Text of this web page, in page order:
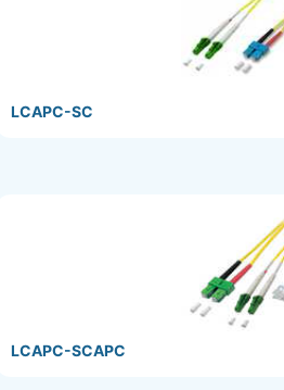
LCAPC-SC
LCAPC-SCAPC